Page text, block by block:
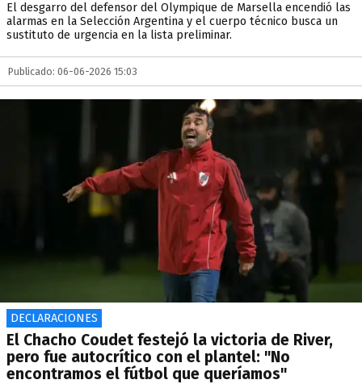
El desgarro del defensor del Olympique de Marsella encendió las
alarmas en la Selección Argentina y el cuerpo técnico busca un
sustituto de urgencia en la lista preliminar.
Publicado: 06-06-2026 15:03
DECLARACIONES
El Chacho Coudet festejó la victoria de River,
pero fue autocrítico con el plantel: "No
encontramos el fútbol que queríamos"